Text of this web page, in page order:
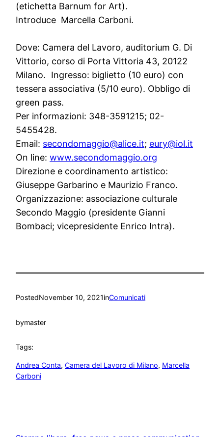
(etichetta Barnum for Art).
Introduce Marcella Carboni.
Dove: Camera del Lavoro, auditorium G. Di
Vittorio, corso di Porta Vittoria 43, 20122
Milano. Ingresso: biglietto (10 euro) con
tessera associativa (5/10 euro). Obbligo di
green pass.
Per informazioni: 348-3591215; 02-
5455428.
Email: secondomaggio@alice.it; eury@iol.it
On line: www.secondomaggio.org
Direzione e coordinamento artistico:
Giuseppe Garbarino e Maurizio Franco.
Organizzazione: associazione culturale
Secondo Maggio (presidente Gianni
Bombaci; vicepresidente Enrico Intra).
PostedNovember 10, 2021inComunicati
bymaster
Tags:
Andrea Conta, Camera del Lavoro di Milano, Marcella
Carboni